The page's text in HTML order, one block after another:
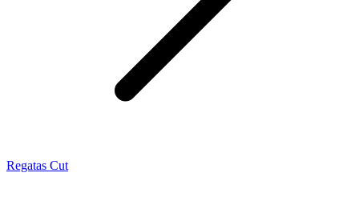
Regatas Cut